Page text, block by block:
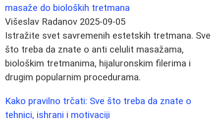
masaže do bioloških tretmana
Višeslav Radanov 2025-09-05
Istražite svet savremenih estetskih tretmana. Sve
što treba da znate o anti celulit masažama,
biološkim tretmanima, hijaluronskim filerima i
drugim popularnim procedurama.
Kako pravilno trčati: Sve što treba da znate o
tehnici, ishrani i motivaciji